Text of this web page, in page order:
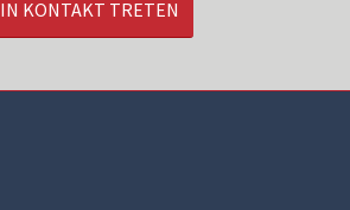
IN KONTAKT TRETEN